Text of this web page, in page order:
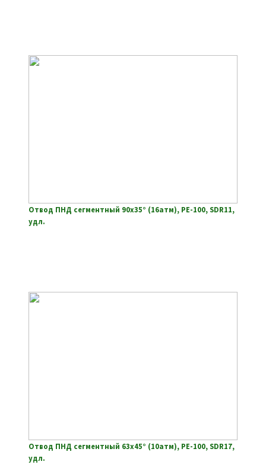
Отвод ПНД сегментный 90х35° (16атм), РЕ-100, SDR11,
удл.
Отвод ПНД сегментный 63х45° (10атм), РЕ-100, SDR17,
удл.